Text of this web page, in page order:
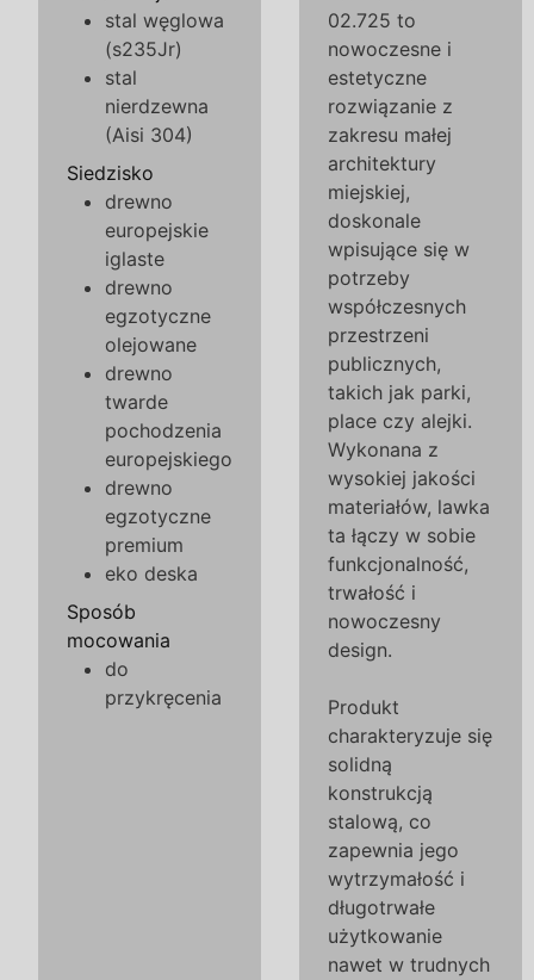
stal węglowa
(s235Jr)
stal
nierdzewna
(Aisi 304)
Siedzisko
drewno
europejskie
iglaste
drewno
egzotyczne
olejowane
drewno
twarde
pochodzenia
europejskiego
drewno
egzotyczne
premium
eko deska
Sposób
mocowania
do
przykręcenia
02.725 to
nowoczesne i
estetyczne
rozwiązanie z
zakresu małej
architektury
miejskiej,
doskonale
wpisujące się w
potrzeby
współczesnych
przestrzeni
publicznych,
takich jak parki,
place czy alejki.
Wykonana z
wysokiej jakości
materiałów, lawka
ta łączy w sobie
funkcjonalność,
trwałość i
nowoczesny
design.
Produkt
charakteryzuje się
solidną
konstrukcją
stalową, co
zapewnia jego
wytrzymałość i
długotrwałe
użytkowanie
nawet w trudnych